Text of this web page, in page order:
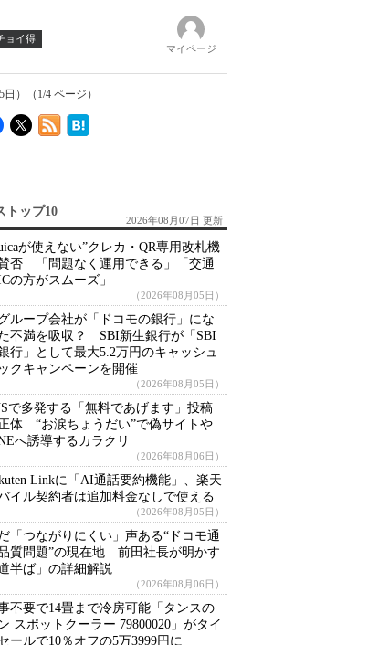
ョイ得
マイページ
）（1/4 ページ）
トップ10
2026年08月07日 更新
が使えない”クレカ・QR専用改札機
否 「問題なく運用できる」「交通
の方がスムーズ」
（2026年08月05日）
ループ会社が「ドコモの銀行」にな
不満を吸収？ SBI新生銀行が「SBI
行」として最大5.2万円のキャッシュ
クキャンペーンを開催
（2026年08月05日）
で多発する「無料であげます」投稿
体 “お涙ちょうだい”で偽サイトや
へ誘導するカラクリ
（2026年08月06日）
Linkに「AI通話要約機能」、楽天
イル契約者は追加料金なしで使える
（2026年08月05日）
「つながりにくい」声ある“ドコモ通
質問題”の現在地 前田社長が明かす
道半ば」の詳細解説
（2026年08月06日）
不要で14畳まで冷房可能「タンスの
スポットクーラー 79800020」がタイ
ールで10％オフの5万3999円に